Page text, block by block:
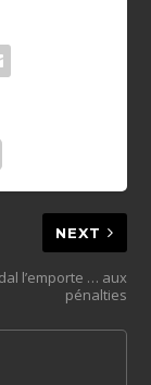
NEXT
l’emporte … aux
pénalties